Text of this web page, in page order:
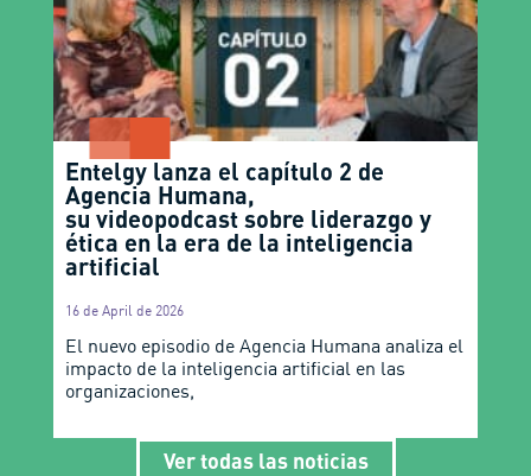
Entelgy lanza el capítulo 2 de
Agencia Humana,
su videopodcast sobre liderazgo y
ética en la era de la inteligencia
artificial
16 de April de 2026
El nuevo episodio de Agencia Humana analiza el
impacto de la inteligencia artificial en las
organizaciones,
Ver todas las noticias